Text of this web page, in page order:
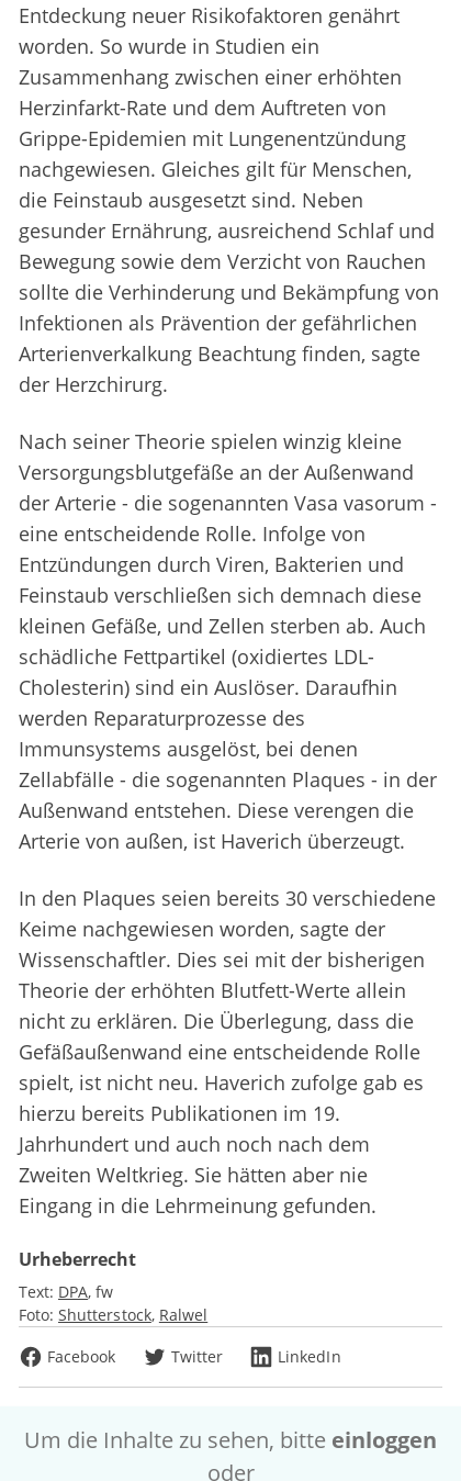
Entdeckung neuer Risikofaktoren genährt
worden. So wurde in Studien ein
Zusammenhang zwischen einer erhöhten
Herzinfarkt-Rate und dem Auftreten von
Grippe-Epidemien mit Lungenentzündung
nachgewiesen. Gleiches gilt für Menschen,
die Feinstaub ausgesetzt sind. Neben
gesunder Ernährung, ausreichend Schlaf und
Bewegung sowie dem Verzicht von Rauchen
sollte die Verhinderung und Bekämpfung von
Infektionen als Prävention der gefährlichen
Arterienverkalkung Beachtung finden, sagte
der Herzchirurg.
Nach seiner Theorie spielen winzig kleine
Versorgungsblutgefäße an der Außenwand
der Arterie - die sogenannten Vasa vasorum -
eine entscheidende Rolle. Infolge von
Entzündungen durch Viren, Bakterien und
Feinstaub verschließen sich demnach diese
kleinen Gefäße, und Zellen sterben ab. Auch
schädliche Fettpartikel (oxidiertes LDL-
Cholesterin) sind ein Auslöser. Daraufhin
werden Reparaturprozesse des
Immunsystems ausgelöst, bei denen
Zellabfälle - die sogenannten Plaques - in der
Außenwand entstehen. Diese verengen die
Arterie von außen, ist Haverich überzeugt.
In den Plaques seien bereits 30 verschiedene
Keime nachgewiesen worden, sagte der
Wissenschaftler. Dies sei mit der bisherigen
Theorie der erhöhten Blutfett-Werte allein
nicht zu erklären. Die Überlegung, dass die
Gefäßaußenwand eine entscheidende Rolle
spielt, ist nicht neu. Haverich zufolge gab es
hierzu bereits Publikationen im 19.
Jahrhundert und auch noch nach dem
Zweiten Weltkrieg. Sie hätten aber nie
Eingang in die Lehrmeinung gefunden.
Urheberrecht
Text: DPA fw
Foto: Shutterstock Ralwel
Facebook
Twitter LinkedIn
Um die Inhalte zu sehen, bitte einloggen
oder